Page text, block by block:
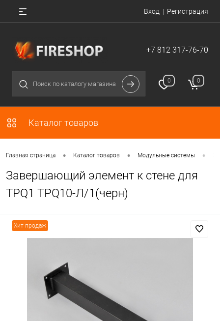
Вход Регистрация
+7 812 317-76-70
0 0
Каталог товаров
Главная страница • Каталог товаров • Модульные системы •
Завершающий элемент к стене для
TPQ1 TPQ10-Л/1(черн)
Хит продаж